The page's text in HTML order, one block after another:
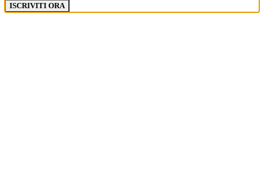
ISCRIVITI ORA